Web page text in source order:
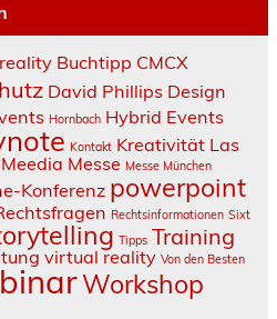
Buchtipp CMCX
David Phillips Design
Hornbach Hybrid Events
Kontakt Kreativität Las
Meedia Messe Messe München
Konferenz powerpoint
Rechtsinformationen Sixt
Tipps Training
virtual reality Von den Besten
Workshop